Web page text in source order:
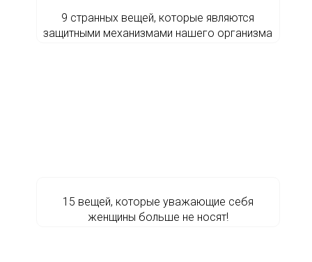
9 странных вещей, которые являются
защитными механизмами нашего организма
15 вещей, которые уважающие себя
женщины больше не носят!